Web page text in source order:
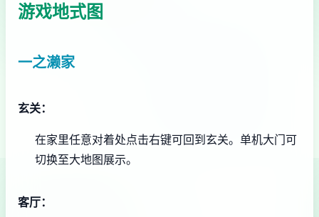
游戏地式图
一之濑家
玄关：
在家里任意对着处点击右键可回到玄关。 单机大门可
切换至大地图展示。
客厅：